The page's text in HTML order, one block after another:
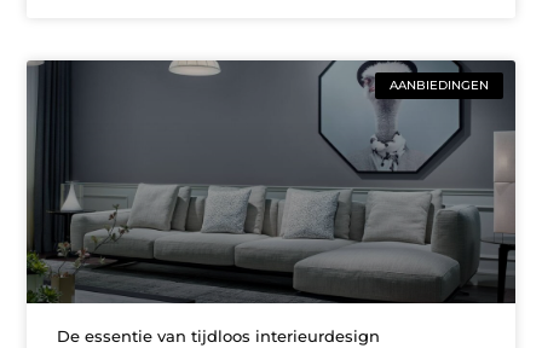
AANBIEDINGEN
De essentie van tijdloos interieurdesign